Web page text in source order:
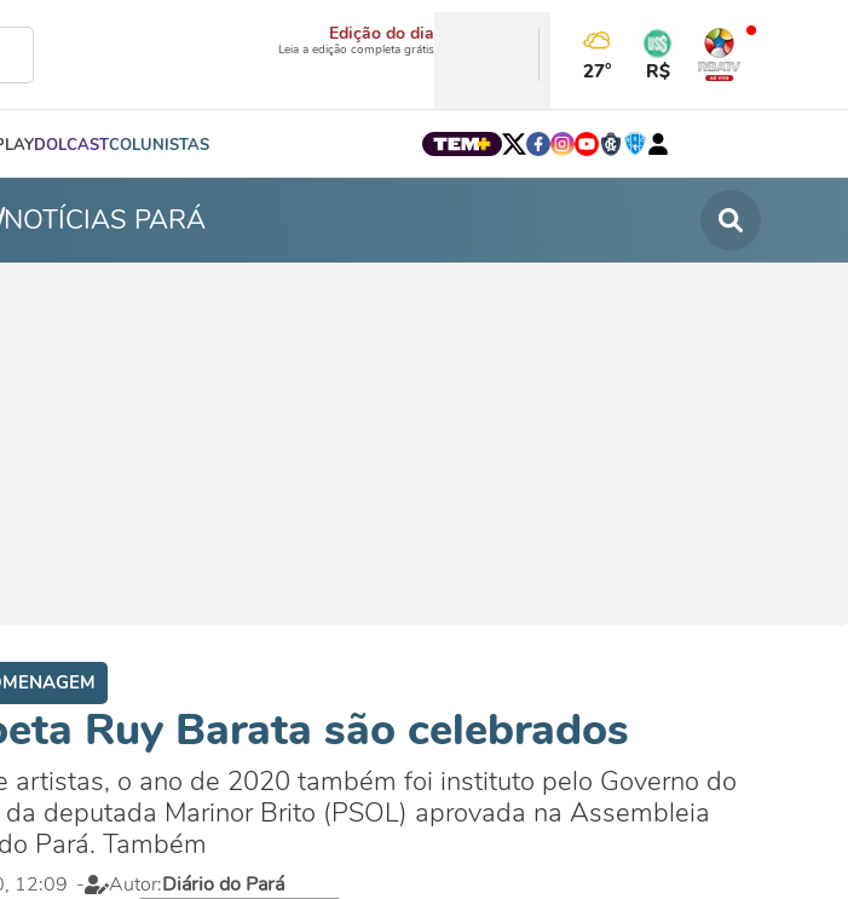
Edição do dia
Leia a edição completa grátis
27° R$
DOLCASTCOLUNISTAS
NOTÍCIAS PARÁ
Ruy Barata são celebrados
o ano de 2020 também foi instituto pelo Governo do
deputada Marinor Brito (PSOL) aprovada na Assembleia
Pará. Também
12:09 - Autor:Diário do Pará